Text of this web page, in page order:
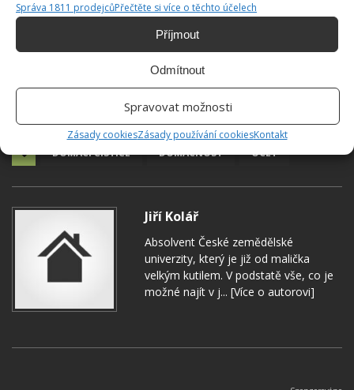
Správa 1811 prodejcůPřečtěte si více o těchto účelech
Příjmout
Odmítnout
Spravovat možnosti
Zásady cookiesZásady používání cookiesKontakt
DOMÁCÍ ČISTIČE DOMÁCNOST OCET
Jiří Kolář
Absolvent České zemědělské
univerzity, který je již od malička
velkým kutilem. V podstatě vše, co je
možné najít v j... [Více o autorovi]